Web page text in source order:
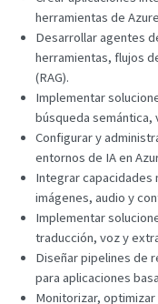
herramientas de
Desarrollar agentes
herramientas, flujos
(RAG).
Implementar
búsqueda semántica,
Configurar y
entornos de IA en
Integrar capacidades
imágenes, audio y
Implementar
traducción, voz y
Diseñar pipelines de
para aplicaciones
Monitorizar,